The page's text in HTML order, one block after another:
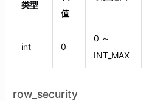
类型
值
int 0
0 ～
INT_MAX
row_security